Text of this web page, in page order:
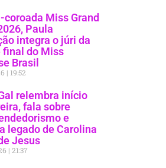
coroada Miss Grand
Paula
integra o júri da
final do Miss
Brasil
19:52
relembra início
fala sobre
e
legado de Carolina
Jesus
21:37